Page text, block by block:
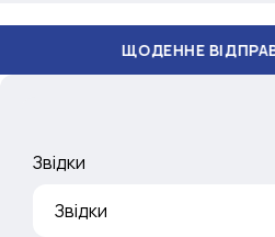
ВІДПРАВЛЕННЯ
Звідки